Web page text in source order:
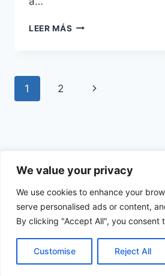
We value your privacy
We use cookies to enhance your
serve personalised ads or content,
By clicking "Accept All", you consent
Customise Reject All
LEER MÁS MIOPÍA:
Navegación
1 2
Siguiente
© 2026 Oftalmoceuta - Centro
· Dr. Medín - Tema para
WP